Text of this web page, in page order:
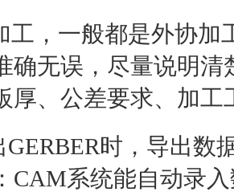
工，一般都是外协加
确无误，尽量说明
厚、公差要求、加
GERBER时，导出数
CAM系统能自动录